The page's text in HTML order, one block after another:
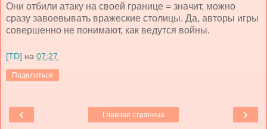
Они отбили атаку на своей границе = значит, можно
сразу завоевывать вражеские столицы. Да, авторы игры
совершенно не понимают, как ведутся войны.
[TD] на 07:27
Поделиться
‹ ›
Главная страница